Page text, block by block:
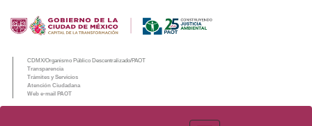
CDMX/Organismo Público Descentralizado/PAOT
Transparencia
Trámites y Servicios
Atención Ciudadana
Web e-mail PAOT